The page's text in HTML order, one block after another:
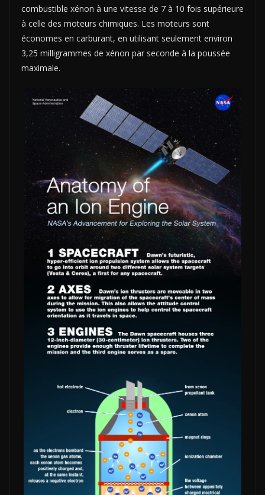
combustible xénon à une vitesse de 7 à 10 fois supérieure
à celle des moteurs chimiques. Les moteurs sont
économes en carburant, en utilisant seulement environ
3,25 milligrammes de xénon par seconde à la poussée
maximale.